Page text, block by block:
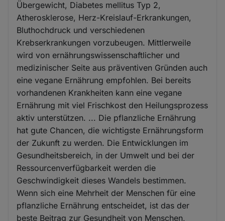
Übergewicht, Diabetes mellitus Typ 2,
Atherosklerose, Herz-Kreislauf-Erkrankungen,
Bluthochdruck und verschiedenen
Krebserkrankungen vorzubeugen. Mittlerweile
wird von ernährungswissenschaftlicher und
medizinischer Seite aus präventiven Gründen auch
eine vegane Ernährung empfohlen. Bei bereits
vorhandenen Krankheiten kann eine vegane
Ernährung mit viel Frischkost den Heilungsprozess
aktiv unterstützen. ... Die pflanzliche Ernährung
hat gute Chancen, die wichtigste Ernährungsform
der Zukunft zu werden. Die Entwicklungen im
Gesundheitsbereich, in der Umwelt und bei der
Ressourcenverfügbarkeit werden die
Geschwindigkeit dieses Wandels bestimmen.
Wenn sich eine Mehrheit der Menschen für eine
pflanzliche Ernährung entscheidet, ist das der
beste Beitrag zur Gesundheit von Menschen,